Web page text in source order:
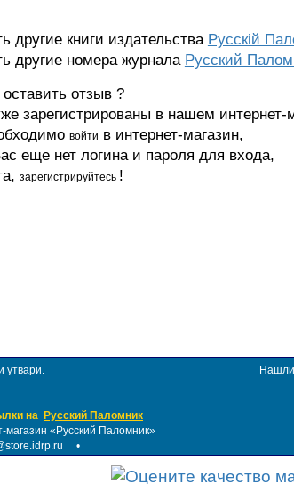
другие книги издательства Русскiй
другие номера журнала Русский
отзыв ?
зарегистрированы в нашем интернет-
войти в интернет-магазин,
еще нет логина и пароля для входа,
зарегистрируйтесь !
утвари.
на Русский Паломник
Нашли
«Русский Паломник»
•